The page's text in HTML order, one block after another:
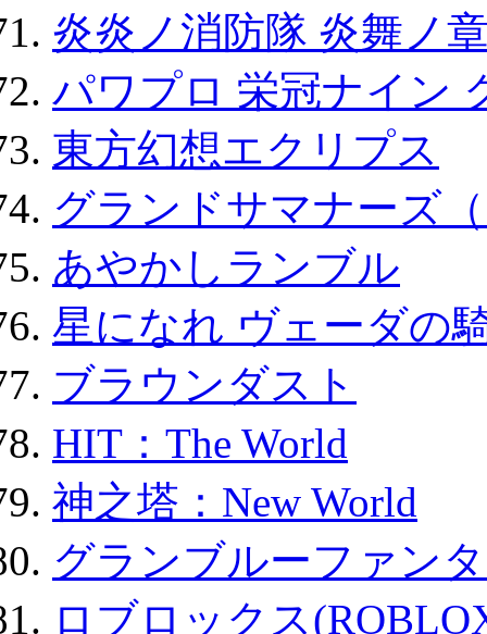
炎炎ノ消防隊 炎舞ノ
パワプロ 栄冠ナイン
東方幻想エクリプス
グランドサマナーズ
あやかしランブル
星になれ ヴェーダの
ブラウンダスト
HIT：The World
神之塔：New World
グランブルーファン
ロブロックス